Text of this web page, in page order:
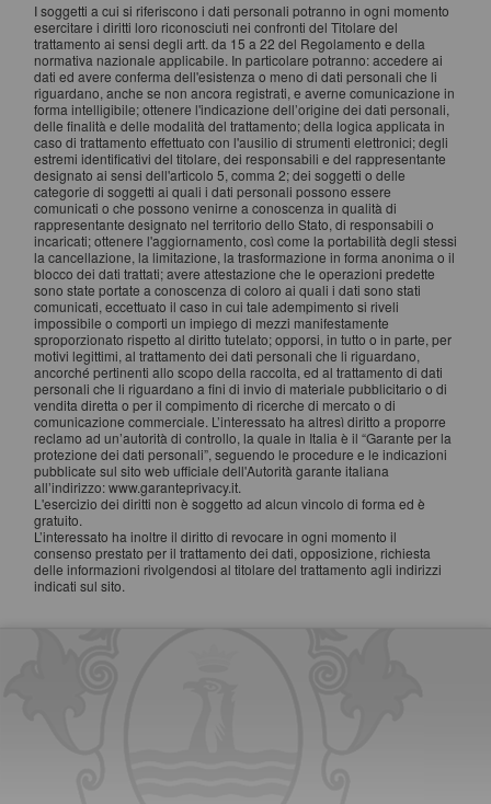
I soggetti a cui si riferiscono i dati personali potranno in ogni momento
esercitare i diritti loro riconosciuti nei confronti del Titolare del
trattamento ai sensi degli artt. da 15 a 22 del Regolamento e della
normativa nazionale applicabile. In particolare potranno: accedere ai
dati ed avere conferma dell'esistenza o meno di dati personali che li
riguardano, anche se non ancora registrati, e averne comunicazione in
forma intelligibile; ottenere l'indicazione dell’origine dei dati personali,
delle finalità e delle modalità del trattamento; della logica applicata in
caso di trattamento effettuato con l'ausilio di strumenti elettronici; degli
estremi identificativi del titolare, dei responsabili e del rappresentante
designato ai sensi dell'articolo 5, comma 2; dei soggetti o delle
categorie di soggetti ai quali i dati personali possono essere
comunicati o che possono venirne a conoscenza in qualità di
rappresentante designato nel territorio dello Stato, di responsabili o
incaricati; ottenere l'aggiornamento, così come la portabilità degli stessi
la cancellazione, la limitazione, la trasformazione in forma anonima o il
blocco dei dati trattati; avere attestazione che le operazioni predette
sono state portate a conoscenza di coloro ai quali i dati sono stati
comunicati, eccettuato il caso in cui tale adempimento si riveli
impossibile o comporti un impiego di mezzi manifestamente
sproporzionato rispetto al diritto tutelato; opporsi, in tutto o in parte, per
motivi legittimi, al trattamento dei dati personali che li riguardano,
ancorché pertinenti allo scopo della raccolta, ed al trattamento di dati
personali che li riguardano a fini di invio di materiale pubblicitario o di
vendita diretta o per il compimento di ricerche di mercato o di
comunicazione commerciale. L’interessato ha altresì diritto a proporre
reclamo ad un’autorità di controllo, la quale in Italia è il “Garante per la
protezione dei dati personali”, seguendo le procedure e le indicazioni
pubblicate sul sito web ufficiale dell'Autorità garante italiana
all’indirizzo: www.garanteprivacy.it.
L'esercizio dei diritti non è soggetto ad alcun vincolo di forma ed è
gratuito.
L’interessato ha inoltre il diritto di revocare in ogni momento il
consenso prestato per il trattamento dei dati, opposizione, richiesta
delle informazioni rivolgendosi al titolare del trattamento agli indirizzi
indicati sul sito.